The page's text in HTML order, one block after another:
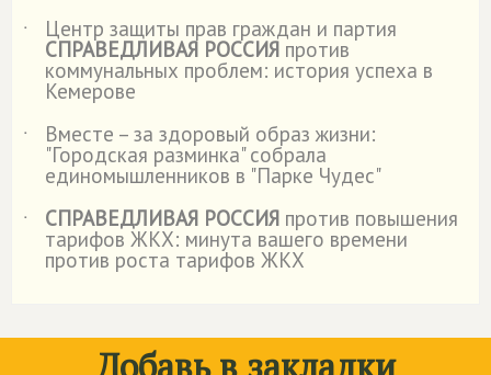
˙
Центр защиты прав граждан и партия
СПРАВЕДЛИВАЯ РОССИЯ против
коммунальных проблем: история успеха в
Кемерове
˙
Вместе – за здоровый образ жизни:
"Городская разминка" собрала
единомышленников в "Парке Чудес"
˙
СПРАВЕДЛИВАЯ РОССИЯ против повышения
тарифов ЖКХ: минута вашего времени
против роста тарифов ЖКХ